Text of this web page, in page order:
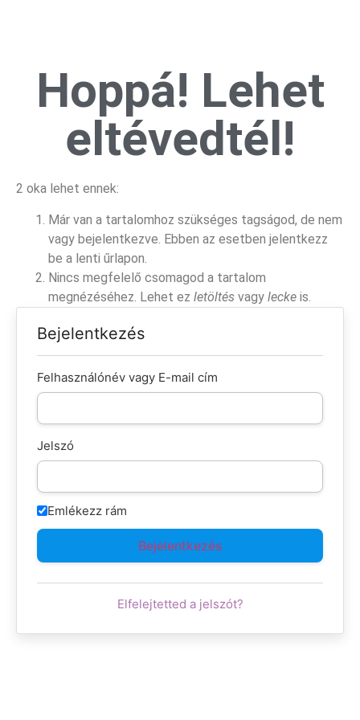
Hoppá! Lehet
eltévedtél!
2 oka lehet ennek:
Már van a tartalomhoz szükséges tagságod, de nem
vagy bejelentkezve. Ebben az esetben jelentkezz
be a lenti űrlapon.
Nincs megfelelő csomagod a tartalom
megnézéséhez. Lehet ez letöltés vagy lecke is.
Bejelentkezés
Felhasználónév vagy E-mail cím
Jelszó
Emlékezz rám
Elfelejtetted a jelszót?